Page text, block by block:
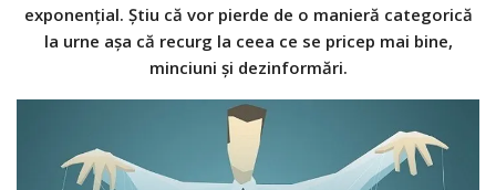
exponențial. Știu că vor pierde de o manieră categorică
la urne așa că recurg la ceea ce se pricep mai bine,
minciuni și dezinformări.